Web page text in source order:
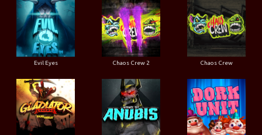
Evil Eyes Chaos Crew 2 Chaos Crew